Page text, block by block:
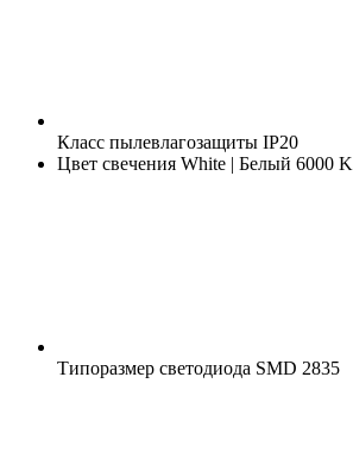
Класс пылевлагозащиты IP20
Цвет свечения White | Белый 6000 K
Типоразмер светодиода SMD 2835